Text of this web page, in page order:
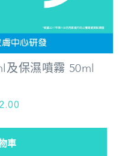
及保濕噴霧 50ml